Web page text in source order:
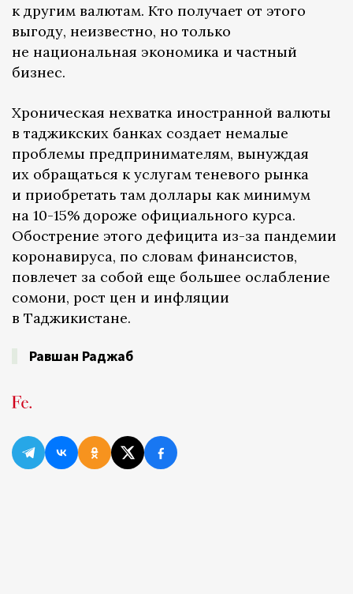
к другим валютам. Кто получает от этого
выгоду, неизвестно, но только
не национальная экономика и частный
бизнес.
Хроническая нехватка иностранной валюты
в таджикских банках создает немалые
проблемы предпринимателям, вынуждая
их обращаться к услугам теневого рынка
и приобретать там доллары как минимум
на 10-15% дороже официального курса.
Обострение этого дефицита из-за пандемии
коронавируса, по словам финансистов,
повлечет за собой еще большее ослабление
сомони, рост цен и инфляции
в Таджикистане.
Равшан Раджаб